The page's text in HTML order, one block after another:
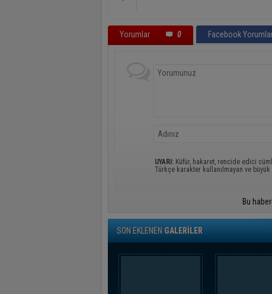
Yorumlar 0 Facebook
UYARI: Küfür, hakaret, rencide edici
Türkçe karakter kullanılmayan ve
Bu
SON EKLENEN GALERİLER